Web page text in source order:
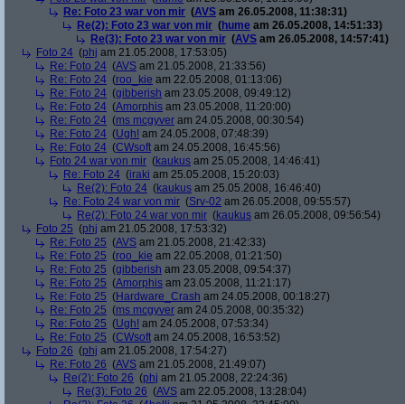
Re: Foto 23 war von mir (AVS am 26.05.2008, 11:38:31)
Re(2): Foto 23 war von mir (hume am 26.05.2008, 14:51:33)
Re(3): Foto 23 war von mir (AVS am 26.05.2008, 14:57:41)
Foto 24 (phj am 21.05.2008, 17:53:05)
Re: Foto 24 (AVS am 21.05.2008, 21:33:56)
Re: Foto 24 (roo_kie am 22.05.2008, 01:13:06)
Re: Foto 24 (gibberish am 23.05.2008, 09:49:12)
Re: Foto 24 (Amorphis am 23.05.2008, 11:20:00)
Re: Foto 24 (ms mcgyver am 24.05.2008, 00:30:54)
Re: Foto 24 (Ugh! am 24.05.2008, 07:48:39)
Re: Foto 24 (CWsoft am 24.05.2008, 16:45:56)
Foto 24 war von mir (kaukus am 25.05.2008, 14:46:41)
Re: Foto 24 (iraki am 25.05.2008, 15:20:03)
Re(2): Foto 24 (kaukus am 25.05.2008, 16:46:40)
Re: Foto 24 war von mir (Srv-02 am 26.05.2008, 09:55:57)
Re(2): Foto 24 war von mir (kaukus am 26.05.2008, 09:56:54)
Foto 25 (phj am 21.05.2008, 17:53:32)
Re: Foto 25 (AVS am 21.05.2008, 21:42:33)
Re: Foto 25 (roo_kie am 22.05.2008, 01:21:50)
Re: Foto 25 (gibberish am 23.05.2008, 09:54:37)
Re: Foto 25 (Amorphis am 23.05.2008, 11:21:17)
Re: Foto 25 (Hardware_Crash am 24.05.2008, 00:18:27)
Re: Foto 25 (ms mcgyver am 24.05.2008, 00:35:32)
Re: Foto 25 (Ugh! am 24.05.2008, 07:53:34)
Re: Foto 25 (CWsoft am 24.05.2008, 16:53:52)
Foto 26 (phj am 21.05.2008, 17:54:27)
Re: Foto 26 (AVS am 21.05.2008, 21:49:07)
Re(2): Foto 26 (phj am 21.05.2008, 22:24:36)
Re(3): Foto 26 (AVS am 22.05.2008, 13:28:04)